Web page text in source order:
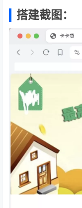
搭建截图：